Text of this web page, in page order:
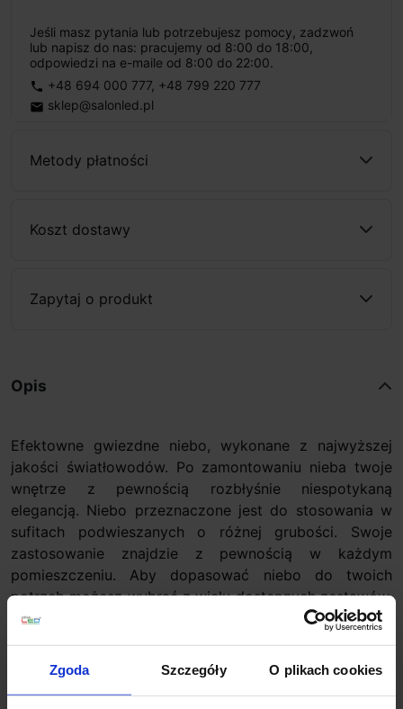
Zgoda Szczegóły O plikach cookies
Jeśli masz pytania lub potrzebujesz pomocy, zadzwoń
lub napisz do nas: pracujemy od 8:00 do 18:00,
odpowiedzi na e-maile od 8:00 do 22:00.
phone +48 694 000 777, +48 799 220 777
email sklep@salonled.pl
Metody płatności
Koszt dostawy
Zapytaj o produkt
Opis
Efektowne gwiezdne niebo, wykonane z najwyższej
jakości światłowodów. Po zamontowaniu nieba twoje
wnętrze z pewnością rozbłyśnie niespotykaną
elegancją. Niebo przeznaczone jest do stosowania w
sufitach podwieszanych o różnej grubości. Swoje
zastosowanie znajdzie z pewnością w każdym
pomieszczeniu. Aby dopasować niebo do twoich
potrzeb możesz wybrać z wielu dostępnych zestawów.
Każdy zestaw daje możliwość ułożenia dowolnej
wygląd nieba, ostatecznie to Państwo układają
światłowody w suficie!